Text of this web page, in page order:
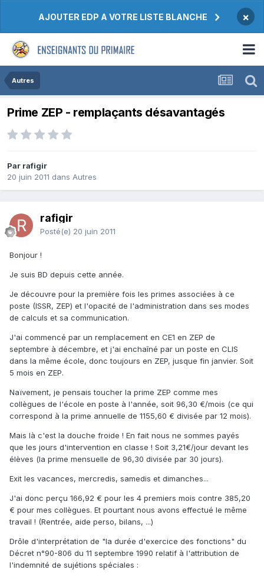
AJOUTER EDP A VOTRE LISTE BLANCHE ×
Autres
Prime ZEP - remplaçants désavantagés
Par rafigir
20 juin 2011 dans Autres
rafigir
Posté(e) 20 juin 2011
Bonjour !
Je suis BD depuis cette année.
Je découvre pour la première fois les primes associées à ce
poste (ISSR, ZEP) et l'opacité de l'administration dans ses modes
de calculs et sa communication.
J'ai commencé par un remplacement en CE1 en ZEP de
septembre à décembre, et j'ai enchaîné par un poste en CLIS
dans la même école, donc toujours en ZEP, jusque fin janvier. Soit
5 mois en ZEP.
Naïvement, je pensais toucher la prime ZEP comme mes
collègues de l'école en poste à l'année, soit 96,30 €/mois (ce qui
correspond à la prime annuelle de 1155,60 € divisée par 12 mois).
Mais là c'est la douche froide ! En fait nous ne sommes payés
que les jours d'intervention en classe ! Soit 3,21€/jour devant les
élèves (la prime mensuelle de 96,30 divisée par 30 jours).
Exit les vacances, mercredis, samedis et dimanches...
J'ai donc perçu 166,92 € pour les 4 premiers mois contre 385,20
€ pour mes collègues. Et pourtant nous avons effectué le même
travail ! (Rentrée, aide perso, bilans, ...)
Drôle d'interprétation de "la durée d'exercice des fonctions" du
Décret n°90-806 du 11 septembre 1990 relatif à l'attribution de
l'indemnité de sujétions spéciales :